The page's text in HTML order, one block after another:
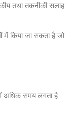
तथा तकनीकी सलाह
किया जा सकता है जो
अधिक समय लगता है